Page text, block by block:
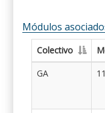
Módulos
Colectivo
GA